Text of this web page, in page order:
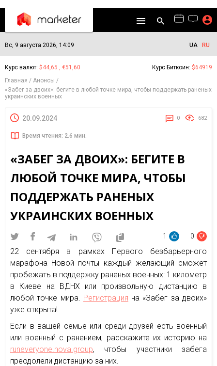
Вс, 9 августа 2026, 14:09 UA RU
Курс валют: $44,65 , €51,60 Курс Биткоин: $64919
Главная
Анонсы
«Забег за двоих»: бегите в любой точке мира, чтобы поддержать раненых
украинских военных
20.09.2024 0 682
Время чтения: 2.6 мин.
«ЗАБЕГ ЗА ДВОИХ»: БЕГИТЕ В
ЛЮБОЙ ТОЧКЕ МИРА, ЧТОБЫ
ПОДДЕРЖАТЬ РАНЕНЫХ
УКРАИНСКИХ ВОЕННЫХ
1 0
22 сентября в рамках Первого безбарьерного
марафона Новой почты каждый желающий сможет
пробежать в поддержку раненых военных: 1 километр
в Киеве на ВДНХ или произвольную дистанцию в
любой точке мира. Регистрация на «Забег за двоих»
уже открыта!
Если в вашей семье или среди друзей есть военный
или военный с ранением, расскажите их историю на
runeveryone.nova.group, чтобы участники забега
преодолели дистанцию за них.